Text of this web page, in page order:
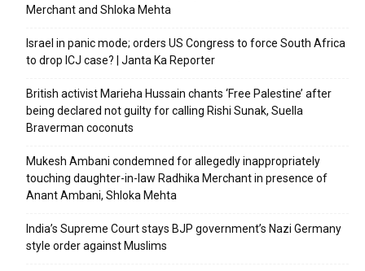
Merchant and Shloka Mehta
Israel in panic mode; orders US Congress to force South Africa
to drop ICJ case? | Janta Ka Reporter
British activist Marieha Hussain chants ‘Free Palestine’ after
being declared not guilty for calling Rishi Sunak, Suella
Braverman coconuts
Mukesh Ambani condemned for allegedly inappropriately
touching daughter-in-law Radhika Merchant in presence of
Anant Ambani, Shloka Mehta
India’s Supreme Court stays BJP government’s Nazi Germany
style order against Muslims